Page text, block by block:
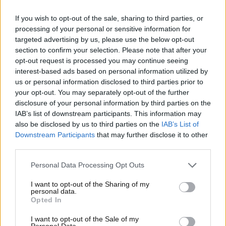
If you wish to opt-out of the sale, sharing to third parties, or
processing of your personal or sensitive information for
targeted advertising by us, please use the below opt-out
section to confirm your selection. Please note that after your
opt-out request is processed you may continue seeing
interest-based ads based on personal information utilized by
us or personal information disclosed to third parties prior to
your opt-out. You may separately opt-out of the further
disclosure of your personal information by third parties on the
IAB’s list of downstream participants. This information may
also be disclosed by us to third parties on the IAB’s List of
Downstream Participants that may further disclose it to other
Personal Data Processing Opt Outs
I want to opt-out of the Sharing of my
personal data.
Opted In
I want to opt-out of the Sale of my
Maneggiamento delicato: Quando si estrae il
parasole dalla sua custodia, è importante aprirlo
lentamente. Molti parasole sono progettati per
aprirsi automaticamente, ma è essenziale evitare
di forzarlo.
Posizionamento: Collocare il parasole dietro il
volante in modo che copra il massimo della
superficie disponibile, facendo attenzione a non
esercitare troppa pressione sulle parti del
cruscotto.
Fissaggio: Utilizzare le visiere dell’auto per
mantenere il parasole in posizione. Alcuni modelli
sono sempre necessari.
Rimozione
con attenzione evitando di trascinarlo sul